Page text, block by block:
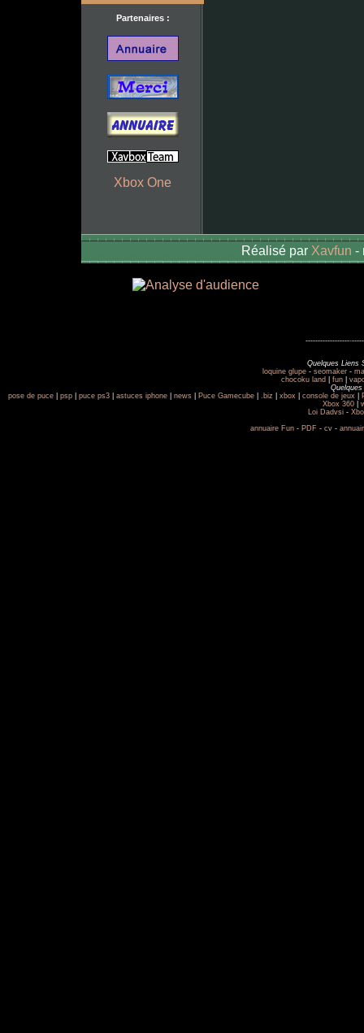
Partenaires :
Xbox One
Réalisé par Xavfun -
-------------------
Quelques Liens
loquine glupe- seomaker-
chocoku land
fun
pose de puce
psp puce ps3 astuces iphone news Puce Gamecube .biz xbox console de jeux
Xbox 360
Loi Dadvsi -
annuaire Fun - PDF - cv -